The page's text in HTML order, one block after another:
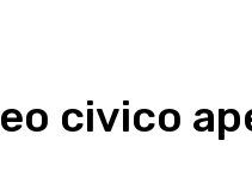
civico